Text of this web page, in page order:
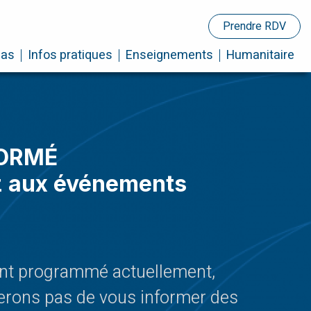
Prendre RDV
Infos pratiques Enseignements Humanitaire
événements
programmé actuellement,
pas de vous informer des